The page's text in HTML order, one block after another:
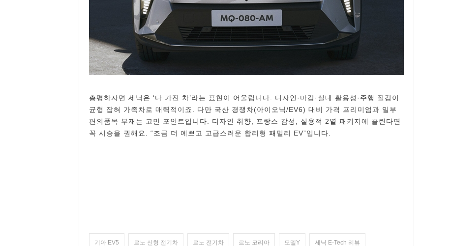
총평하자면 세닉은 ‘다 가진 차’라는 표현이 어울립니다. 디자인·마감·실내 활용성·주행 질감이
균형 잡혀 가족차로 매력적이죠. 다만 국산 경쟁차(아이오닉/EV6) 대비 가격 프리미엄과 일부
편의품목 부재는 고민 포인트입니다. 디자인 취향, 프랑스 감성, 실용적 2열 패키지에 끌린다면
꼭 시승을 권해요. “조금 더 예쁘고 고급스러운 합리형 패밀리 EV”입니다.
기아 EV5 르노 신형 전기차 르노 전기차 르노 코리아 모델Y 세닉 E-Tech 리뷰